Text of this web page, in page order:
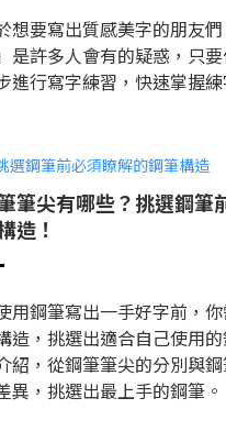
想要寫出質感美字的朋友
是許多人會有的疑惑，只
進行寫字練習，快速掌握練
筆尖有哪些？挑選鋼筆
造！
用鋼筆寫出一手好字前，
造，挑選出適合自己使用
紹，從鋼筆筆尖的分別與
異，挑選出最上手的鋼筆。